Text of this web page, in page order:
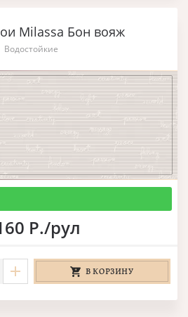
Milassa Бон вояж
Водостойкие
Р./рул
В КОРЗИНУ